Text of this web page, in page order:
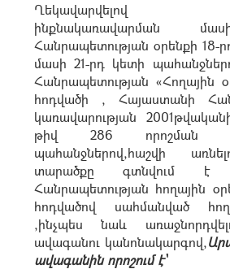
Ղեկավարվելով
ինքնակառավարման
Հանրապետության օրենքի 18-
մասի 21-րդ կետի
Հանրապետության «Հողային
հոդվածի , Հայաստանի
կառավարության
թիվ 286 որոշման
պահանջներով,հաշվի
տարածքը գտնվում է
Հանրապետության հողային
հոդվածով սահմանված
,ինչպես նաև
ավագանու կանոնակարգով,
ավագանին որոշում է՝